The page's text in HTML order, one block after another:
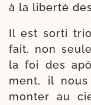
à la liber­té
Il est sor­ti
fait, non
la foi des
ment, il
mon­ter au